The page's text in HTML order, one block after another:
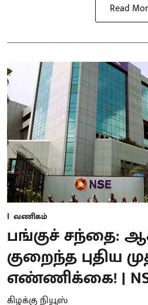
Read
வணிகம்
பங்குச் சந்தை:
குறைந்த புதிய
எண்ணிக்கை! |
கிழக்கு நியூஸ்